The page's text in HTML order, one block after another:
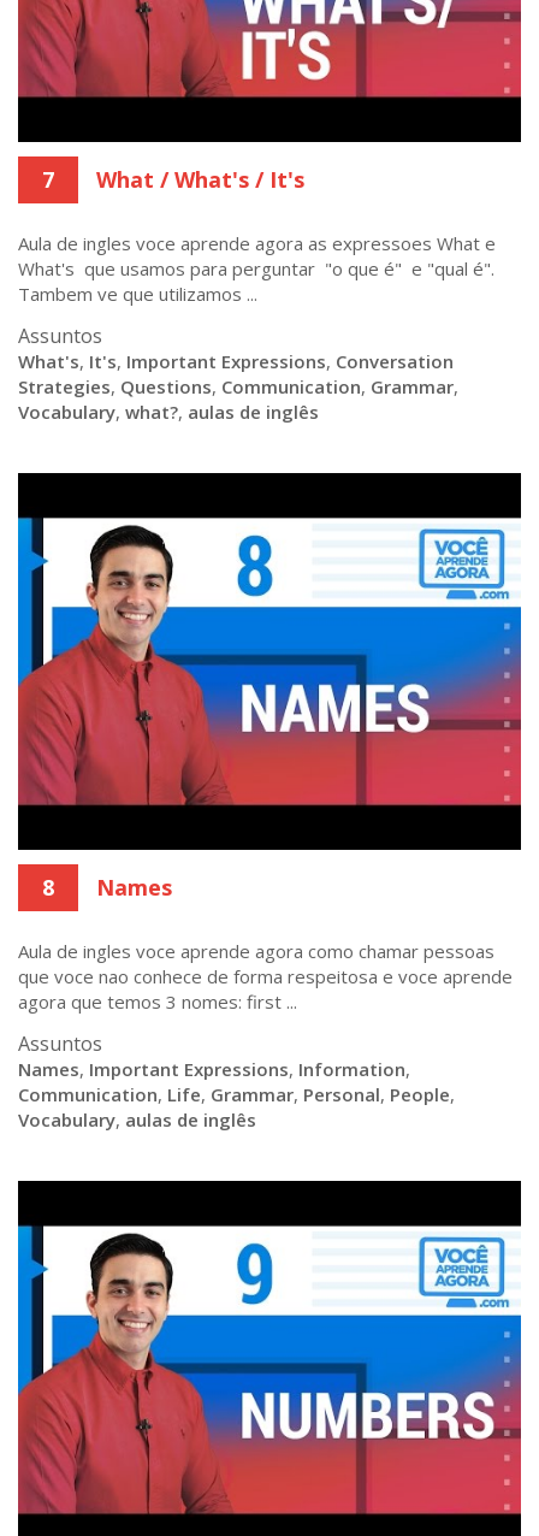
7 What / What's / It's
Aula de ingles voce aprende agora as expressoes What e
What's que usamos para perguntar "o que é" e "qual é".
Tambem ve que utilizamos ...
Assuntos
What's, It's, Important Expressions, Conversation
Strategies, Questions, Communication, Grammar,
Vocabulary, what?, aulas de inglês
8 Names
Aula de ingles voce aprende agora como chamar pessoas
que voce nao conhece de forma respeitosa e voce aprende
agora que temos 3 nomes: first ...
Assuntos
Names, Important Expressions, Information,
Communication, Life, Grammar, Personal, People,
Vocabulary, aulas de inglês